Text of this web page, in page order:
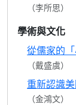
（李所思）
學術與文化
從儒家的
（戴盛虞）
重新認識
（金鴻文）